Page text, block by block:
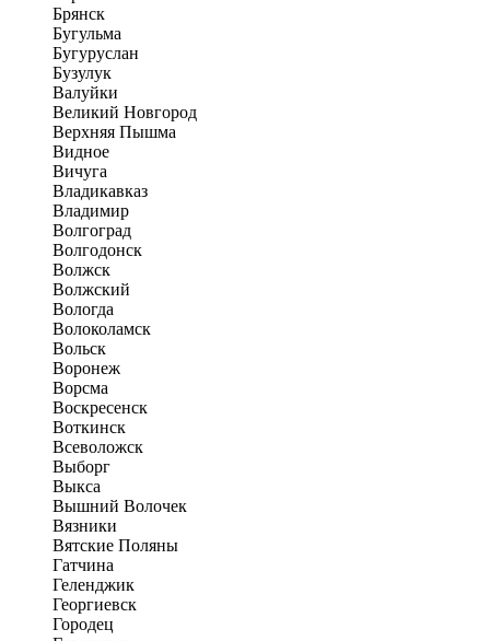
Брянск
Бугульма
Бугуруслан
Бузулук
Валуйки
Великий Новгород
Верхняя Пышма
Видное
Вичуга
Владикавказ
Владимир
Волгоград
Волгодонск
Волжск
Волжский
Вологда
Волоколамск
Вольск
Воронеж
Ворсма
Воскресенск
Воткинск
Всеволожск
Выборг
Выкса
Вышний Волочек
Вязники
Вятские Поляны
Гатчина
Геленджик
Георгиевск
Городец